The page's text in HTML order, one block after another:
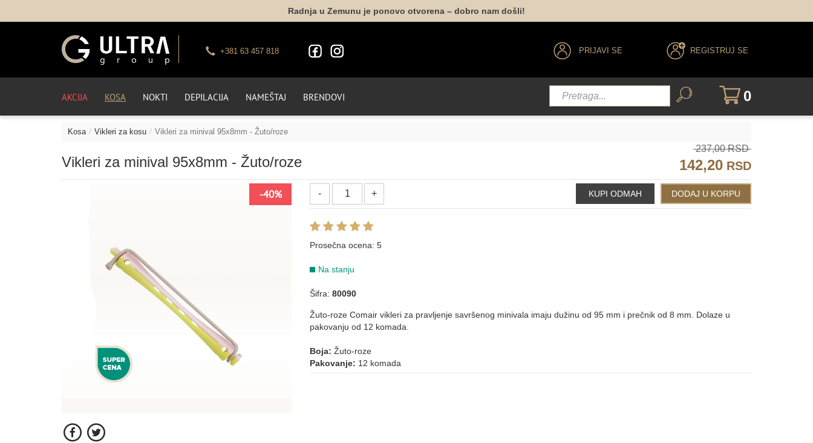
Radnja u Zemunu je ponovo otvorena – dobro nam došli!
+381 63 457 818 PRIJAVI SE REGISTRUJ SE
AKCIJA KOSA NOKTI DEPILACIJA NAMEŠTAJ BRENDOVI 0
Kosa Vikleri za kosu Vikleri za minival 95x8mm - Žuto/roze
Vikleri za minival 95x8mm - Žuto/roze
237,00 RSD
142,20 RSD
-40%
Prosečna ocena:5
Na stanju
Šifra:80090
Žuto-roze Comair vikleri za pravljenje savršenog minivala imaju dužinu od 95 mm i prečnik od 8 mm. Dolaze u
pakovanju od 12 komada.
Boja: Žuto-roze
Pakovanje: 12 komada